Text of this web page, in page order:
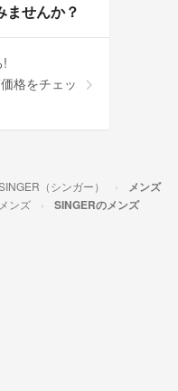
ませんか？
!
格をチェッ
（シンガー） メンズ
メンズ SINGERのメンズ